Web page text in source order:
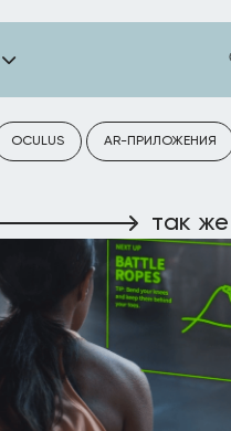
OCULUS AR-ПРИЛОЖЕНИЯ
так